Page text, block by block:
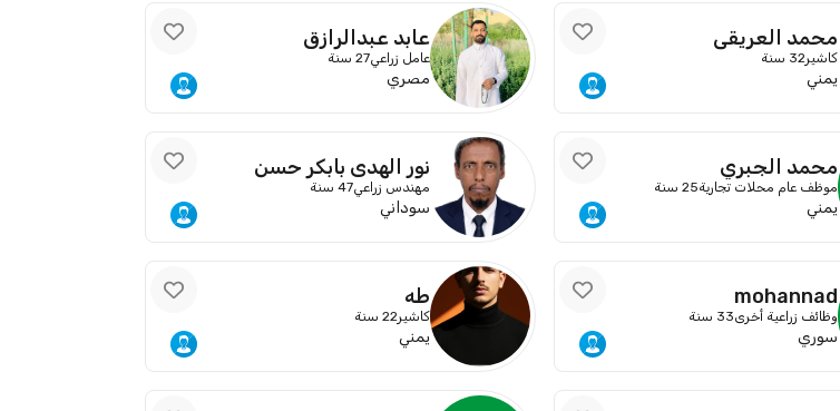
محمد العريقي
كاشير32 سنة
يمني
عابد عبدالرازق
عامل زراعي27 سنة
مصري
محمد الجبري
موظف عام محلات تجارية25 سنة
يمني
نور الهدى بابكر حسن
مهندس زراعي47 سنة
سوداني
mohannad
وظائف زراعية أخرى33 سنة
سوري
طه
كاشير22 سنة
يمني